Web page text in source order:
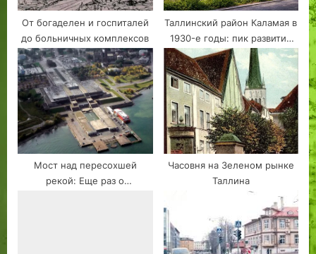
От богаделен и госпиталей
до больничных комплексов
Таллинский район Каламая в
1930-е годы: пик развития
жилого района Таллинна и
его урбанистические
особенности
Мост над пересохшей
рекой: Еще раз о
Часовня на Зеленом рынке
Таллина